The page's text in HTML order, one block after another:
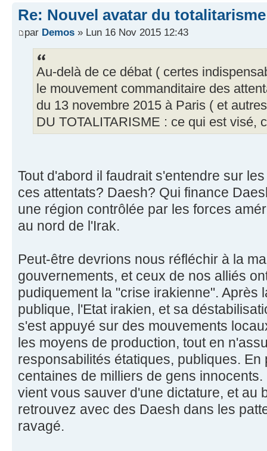
Re: Nouvel avatar du totalitarisme
par Demos » Lun 16 Nov 2015 12:43
Au-delà de ce débat ( certes
le mouvement commanditaire des
du 13 novembre 2015 à Paris ( et
DU TOTALITARISME : ce qui est visé,
Tout d'abord il faudrait s'entendre sur
ces attentats? Daesh? Qui finance
une région contrôlée par les forces
au nord de l'Irak.
Peut-être devrions nous réfléchir à la
gouvernements, et ceux de nos alliés
pudiquement la "crise irakienne". Après
publique, l'Etat irakien, et sa
s'est appuyé sur des mouvements
les moyens de production, tout en
responsabilités étatiques, publiques.
centaines de milliers de gens
vient vous sauver d'une dictature, et au
retrouvez avec des Daesh dans les
ravagé.